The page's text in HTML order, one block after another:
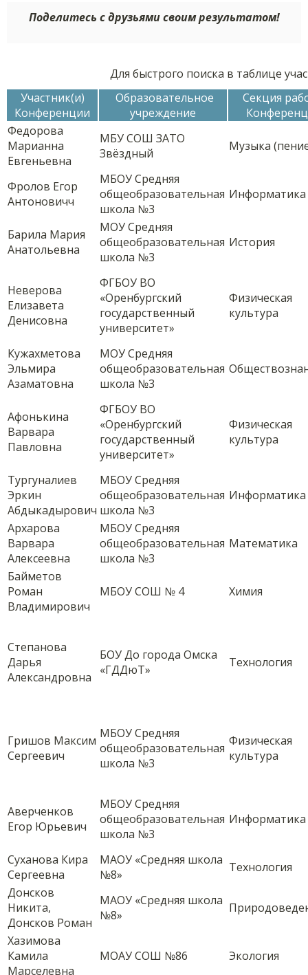
Поделитесь с друзьями своим результатом!
Для быстрого поиска в таблице
Участник(и)
Конференции
Образовательное
учреждение
Секция
Федорова
Марианна
Евгеньевна
МБУ СОШ ЗАТО
Звёздный
Музыка
Фролов Егор
Антоновичч
МБОУ Средняя
общеобразовательная
школа №3
Информатика
Барила Мария
Анатольевна
МОУ Средняя
общеобразовательная
школа №3
История
Неверова
Елизавета
Денисовна
ФГБОУ ВО
«Оренбургский
государственный
университет»
Физическая
культура
Кужахметова
Эльмира
Азаматовна
МОУ Средняя
общеобразовательная
школа №3
Афонькина
Варвара
Павловна
ФГБОУ ВО
«Оренбургский
государственный
университет»
Физическая
культура
Тургуналиев
Эркин
Абдыкадырович
МБОУ Средняя
общеобразовательная
школа №3
Информатика
Архарова
Варвара
Алексеевна
МБОУ Средняя
общеобразовательная
школа №3
Математика
Байметов
Роман
Владимирович
МБОУ СОШ № 4 Химия
Степанова
Дарья
Александровна
БОУ До города Омска
«ГДДюТ»
Технология
Гришов Максим
Сергеевич
МБОУ Средняя
общеобразовательная
школа №3
Физическая
культура
Аверченков
Егор Юрьевич
МБОУ Средняя
общеобразовательная
школа №3
Информатика
Суханова Кира
Сергеевна
МАОУ «Средняя школа
№8»
Технология
Донсков
Никита,
Донсков Роман
МАОУ «Средняя школа
№8»
Хазимова
Камила
Марселевна
МОАУ СОШ №86 Экология